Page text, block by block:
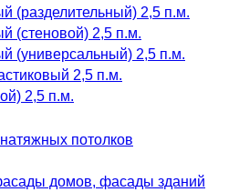
(разделительный) 2,5 п.м.
(стеновой) 2,5 п.м.
(универсальный) 2,5 п.м.
2,5 п.м.
2,5 п.м.
потолков
домов, фасады зданий